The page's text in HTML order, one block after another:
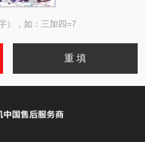
），如：三加四=7